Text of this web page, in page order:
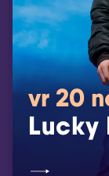
vr 20
Lucky